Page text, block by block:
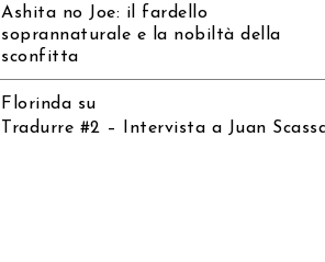
Ashita no Joe: il fardello
soprannaturale e la nobiltà della
sconfitta
Florinda su
Tradurre #2 – Intervista a Juan